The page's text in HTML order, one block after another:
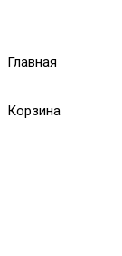
Главная
Корзина